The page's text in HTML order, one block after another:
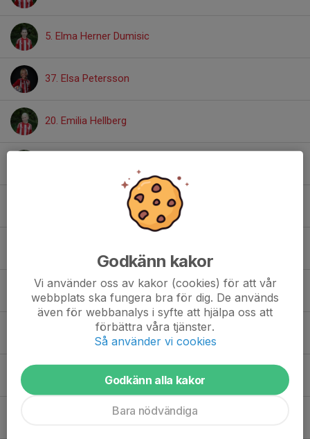
5. Elma Herner Dumisic
37. Elsa Petersson
20. Emilia Hellberg
41. Eva Zetterqvist
13. Faith Nzefen Michael
24. Freya Tauberman
Godkänn kakor
Vi använder oss av kakor (cookies) för att vår
webbplats ska fungera bra för dig. De används
även för webbanalys i syfte att hjälpa oss att
förbättra våra tjänster.
Så använder vi cookies
Godkänn alla kakor
Bara nödvändiga